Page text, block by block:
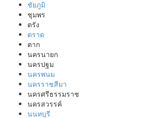
ชัยภูมิ
ชุมพร
ตรัง
ตราด
ตาก
นครนายก
นครปฐม
นครพนม
นครราชสีมา
นครศรีธรรมราช
นครสวรรค์
นนทบุรี